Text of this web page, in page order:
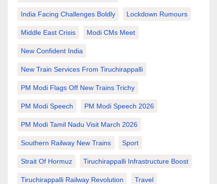
India Facing Challenges Boldly Lockdown Rumours
Middle East Crisis Modi CMs Meet
New Confident India
New Train Services From Tiruchirappalli
PM Modi Flags Off New Trains Trichy
PM Modi Speech PM Modi Speech 2026
PM Modi Tamil Nadu Visit March 2026
Southern Railway New Trains Sport
Strait Of Hormuz Tiruchirappalli Infrastructure Boost
Tiruchirappalli Railway Revolution Travel